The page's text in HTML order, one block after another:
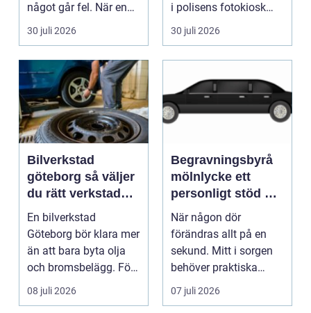
något går fel. När en
pump stannar hand...
30 juli 2026
i polisens fotokiosk
eller hos fotografen...
30 juli 2026
Bilverkstad
göteborg så väljer
du rätt verkstad
för din bil
En bilverkstad
Göteborg bör klara mer
än att bara byta olja
och bromsbelägg. För
många bilägare i oc...
08 juli 2026
Begravningsbyrå
mölnlycke ett
personligt stöd när
någon gått bort
När någon dör
förändras allt på en
sekund. Mitt i sorgen
behöver praktiska
frågor få svar: var ska
b...
07 juli 2026